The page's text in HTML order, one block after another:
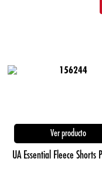
Ver producto